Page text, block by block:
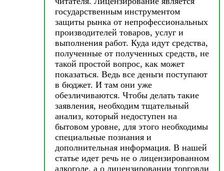
государственным инструментом
защиты рынка от непрофессиональных
производителей товаров, услуг и
выполнения работ. Куда идут средства,
полученные от полученных средств, не
такой простой вопрос, как может
показаться. Ведь все деньги поступают
в бюджет. И там они уже
обезличиваются. Чтобы делать такие
заявления, необходим тщательный
анализ, который недоступен на
бытовом уровне, для этого необходимы
специальные познания и
дополнительная информация. В нашей
статье идет речь не о лицензированном
алкоголе, а о лицензировании торговли